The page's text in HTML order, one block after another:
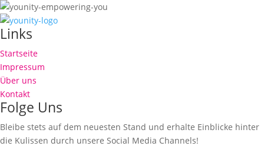
Links
Startseite
Impressum
Über uns
Kontakt
Folge Uns
Bleibe stets auf dem neuesten Stand und erhalte Einblicke hinter
die Kulissen durch unsere Social Media Channels!